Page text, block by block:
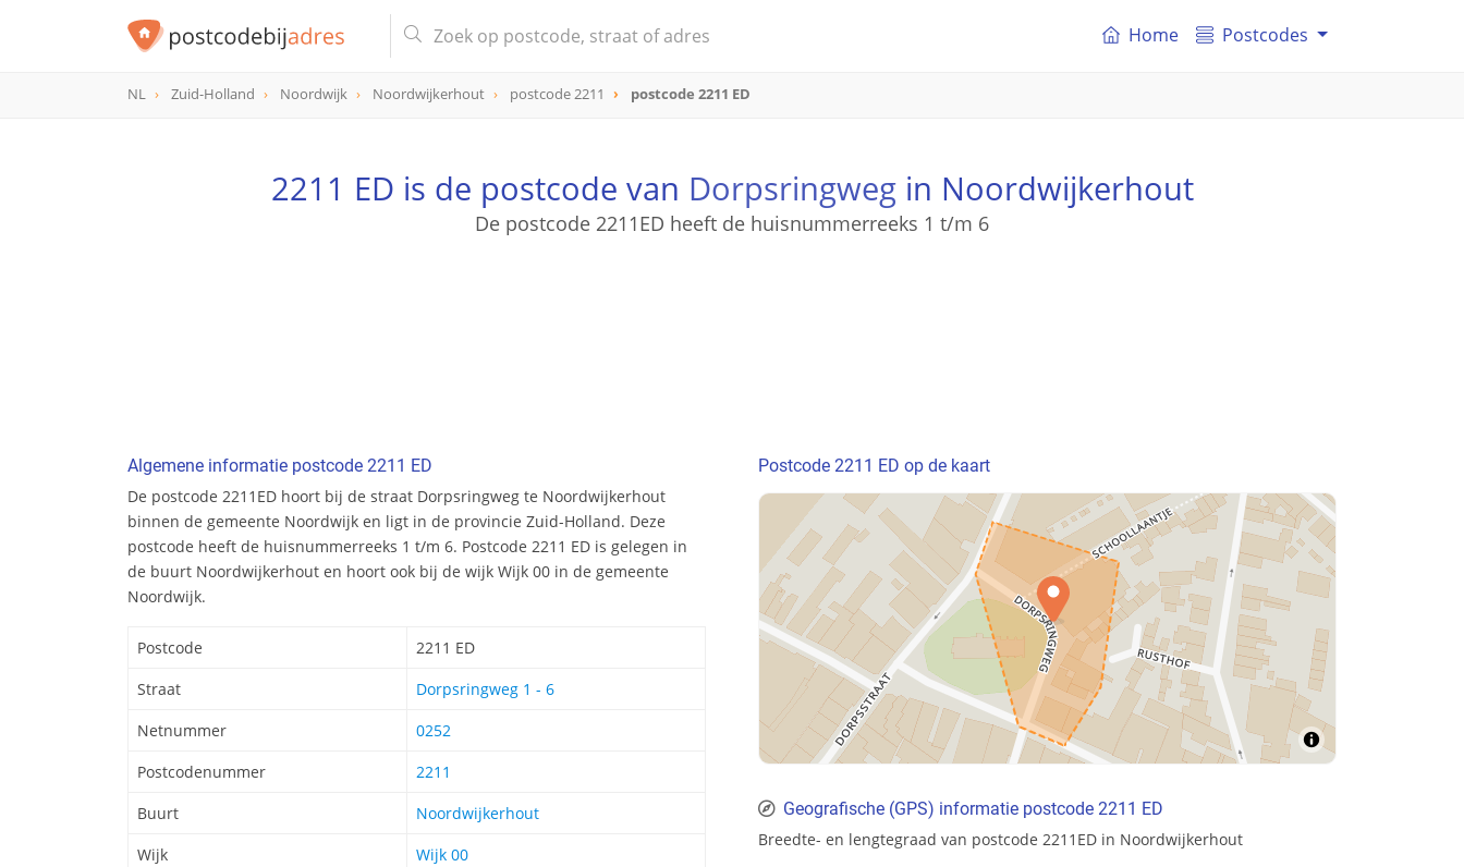
2211 ED
Home Postcodes
NL Zuid-Holland Noordwijk Noordwijkerhout postcode 2211 postcode 2211 ED
2211 ED is de postcode van Dorpsringwegin Noordwijkerhout
De postcode 2211ED heeft de huisnummerreeks 1 t/m 6
Algemene informatie postcode 2211 ED
De postcode 2211ED hoort bij de straat Dorpsringweg te Noordwijkerhout
binnen de gemeente Noordwijk en ligt in de provincie Zuid-Holland. Deze
postcode heeft de huisnummerreeks 1 t/m 6. Postcode 2211 ED is gelegen in
de buurt Noordwijkerhout en hoort ook bij de wijk Wijk 00 in de gemeente
Noordwijk.
Postcode
2211 ED
Straat
Dorpsringweg 1 - 6
Netnummer
0252
Postcodenummer
2211
Buurt
Noordwijkerhout
Wijk
Wijk 00
Postcode 2211 ED op de kaart
Geografische (GPS) informatie postcode 2211 ED
Breedte- en lengtegraad van postcode 2211ED in Noordwijkerhout